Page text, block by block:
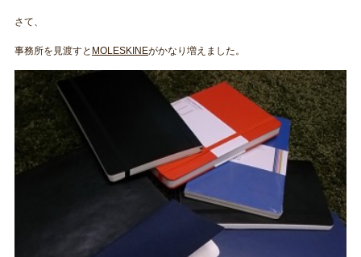
さて、
事務所を見渡すと MOLESKINEがかなり増えました。